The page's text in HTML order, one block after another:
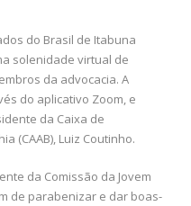
do Brasil de Itabuna
solenidade virtual de
da advocacia. A
do aplicativo Zoom, e
da Caixa de
(CAAB), Luiz Coutinho.
da Comissão da Jovem
de parabenizar e dar boas-